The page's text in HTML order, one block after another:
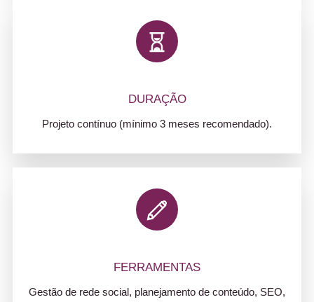
DURAÇÃO
Projeto contínuo (mínimo 3 meses recomendado).
FERRAMENTAS
Gestão de rede social, planejamento de conteúdo, SEO,